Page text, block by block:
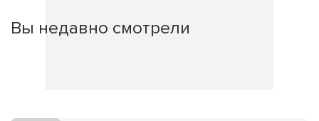
Вы недавно смотрели